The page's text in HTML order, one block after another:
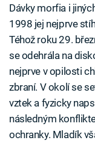
Dávky morfia i
1998 jej nejprve
Téhož roku 29.
se odehrála na
nejprve v opilosti
zbraní. V okolí se
vztek a fyzicky
následným
ochranky. Mladík